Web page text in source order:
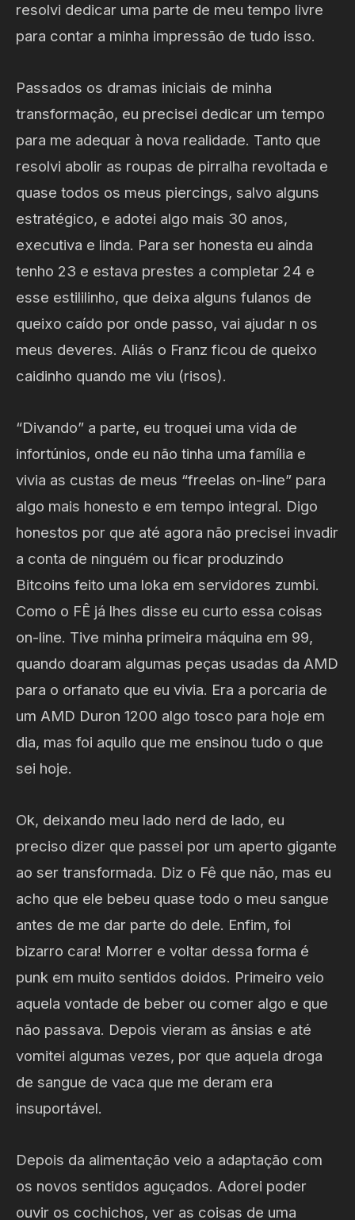
resolvi dedicar uma parte de meu tempo livre
para contar a minha impressão de tudo isso.
Passados os dramas iniciais de minha
transformação, eu precisei dedicar um tempo
para me adequar à nova realidade. Tanto que
resolvi abolir as roupas de pirralha revoltada e
quase todos os meus piercings, salvo alguns
estratégico, e adotei algo mais 30 anos,
executiva e linda. Para ser honesta eu ainda
tenho 23 e estava prestes a completar 24 e
esse estililinho, que deixa alguns fulanos de
queixo caído por onde passo, vai ajudar n os
meus deveres. Aliás o Franz ficou de queixo
caidinho quando me viu (risos).
“Divando” a parte, eu troquei uma vida de
infortúnios, onde eu não tinha uma família e
vivia as custas de meus “freelas on-line” para
algo mais honesto e em tempo integral. Digo
honestos por que até agora não precisei invadir
a conta de ninguém ou ficar produzindo
Bitcoins feito uma loka em servidores zumbi.
Como o FÊ já lhes disse eu curto essa coisas
on-line. Tive minha primeira máquina em 99,
quando doaram algumas peças usadas da AMD
para o orfanato que eu vivia. Era a porcaria de
um AMD Duron 1200 algo tosco para hoje em
dia, mas foi aquilo que me ensinou tudo o que
sei hoje.
Ok, deixando meu lado nerd de lado, eu
preciso dizer que passei por um aperto gigante
ao ser transformada. Diz o Fê que não, mas eu
acho que ele bebeu quase todo o meu sangue
antes de me dar parte do dele. Enfim, foi
bizarro cara! Morrer e voltar dessa forma é
punk em muito sentidos doidos. Primeiro veio
aquela vontade de beber ou comer algo e que
não passava. Depois vieram as ânsias e até
vomitei algumas vezes, por que aquela droga
de sangue de vaca que me deram era
insuportável.
Depois da alimentação veio a adaptação com
os novos sentidos aguçados. Adorei poder
ouvir os cochichos, ver as coisas de uma